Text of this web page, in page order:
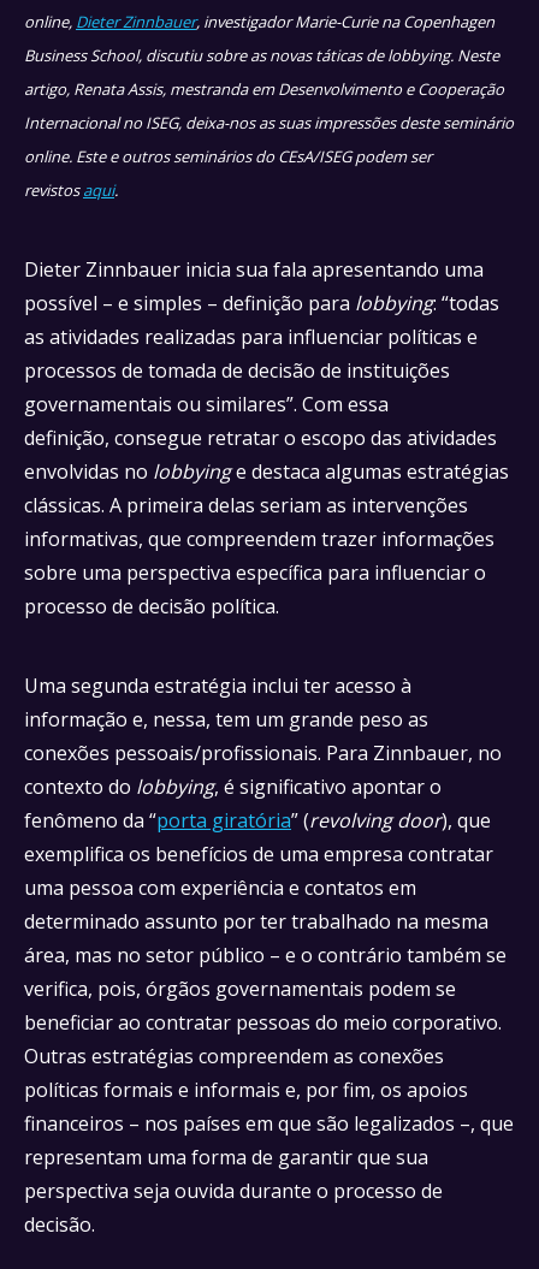
online, Dieter Zinnbauer, investigadorMarie-Curiena Copenhagen
BusinessSchool, discutiu sobre as novas táticas delobbying. Neste
artigo, Renata Assis, mestranda em Desenvolvimento e Cooperação
Internacional no ISEG, deixa-nos as suas impressões deste seminário
online. Este e outros seminários doCEsA/ISEG podem ser
revistosaqui.
Dieter Zinnbauer inicia sua fala apresentando uma
possível – e simples – definição para lobbying: “todas
as atividades realizadas para influenciar políticas e
processos de tomada de decisão de instituições
governamentais ou similares”. Com essa
definição, consegue retratar o escopo das atividades
envolvidas no lobbyinge destaca algumas estratégias
clássicas. A primeira delas seriam as intervenções
informativas, que compreendem trazer informações
sobre uma perspectiva específica para influenciar o
processo de decisão política.
Uma segunda estratégia inclui ter acesso à
informação e, nessa, tem um grande peso as
conexões pessoais/profissionais. Para Zinnbauer, no
contexto do lobbying, é significativo apontar o
fenômeno da “porta giratória” (revolving door), que
exemplifica os benefícios de uma empresa contratar
uma pessoa com experiência e contatos em
determinado assunto por ter trabalhado na mesma
área, mas no setor público – e o contrário também se
verifica, pois, órgãos governamentais podem se
beneficiar ao contratar pessoas do meio corporativo.
Outras estratégias compreendem as conexões
políticas formais e informais e, por fim, os apoios
financeiros – nos países em que são legalizados –, que
representam uma forma de garantir que sua
perspectiva seja ouvida durante o processo de
decisão.